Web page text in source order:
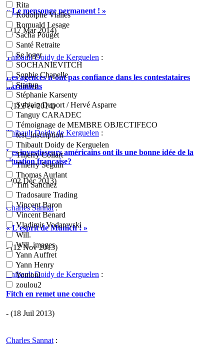
Rita
Rodolphe Vialles
Romuald Lesage
Sacha Pouget
Santé Retraite
Se loger
SOCHANIEVITCH
Sophie Chapelle
Startup
Stéphanie Karsenty
Sylvain Duport / Hervé Asparre
Tanguy CARADEC
Témoignage de MEMBRE OBJECTIFECO
test_inscription
Thibault Doidy de Kerguelen
Thierry Collart
Thierry Seguin
Thomas Aurlant
Tim Sanchez
Tradosaure Trading
Vincent Baron
Vincent Benard
Vladimir Vodarevski
Will.
Will. images
Yann Auffret
Yann Henry
Yomoni
zoulou2
« Le mensonge permanent ! »
- (17 Mar 2014)
Thibault Doidy de Kerguelen :
Les agences n’ont pas confiance dans les contestataires
ukrainiens
- (11 Fév 2014)
Thibault Doidy de Kerguelen :
Les investisseurs américains ont ils une bonne idée de la
situation française?
- (02 Déc 2013)
Charles Sannat:
« L’esprit de Munich ! »
- (12 Nov 2013)
Thibault Doidy de Kerguelen :
Fitch en remet une couche
- (18 Juil 2013)
Charles Sannat :